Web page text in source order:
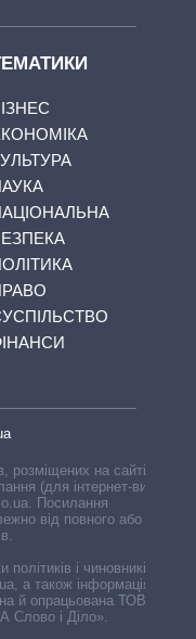
розміщених на сайті,
(для інтернет-видань
Посилання
від повного або
і чиновників,
а також інформація про
й опрацьована ТОВ «ІА
Слово і Діло».